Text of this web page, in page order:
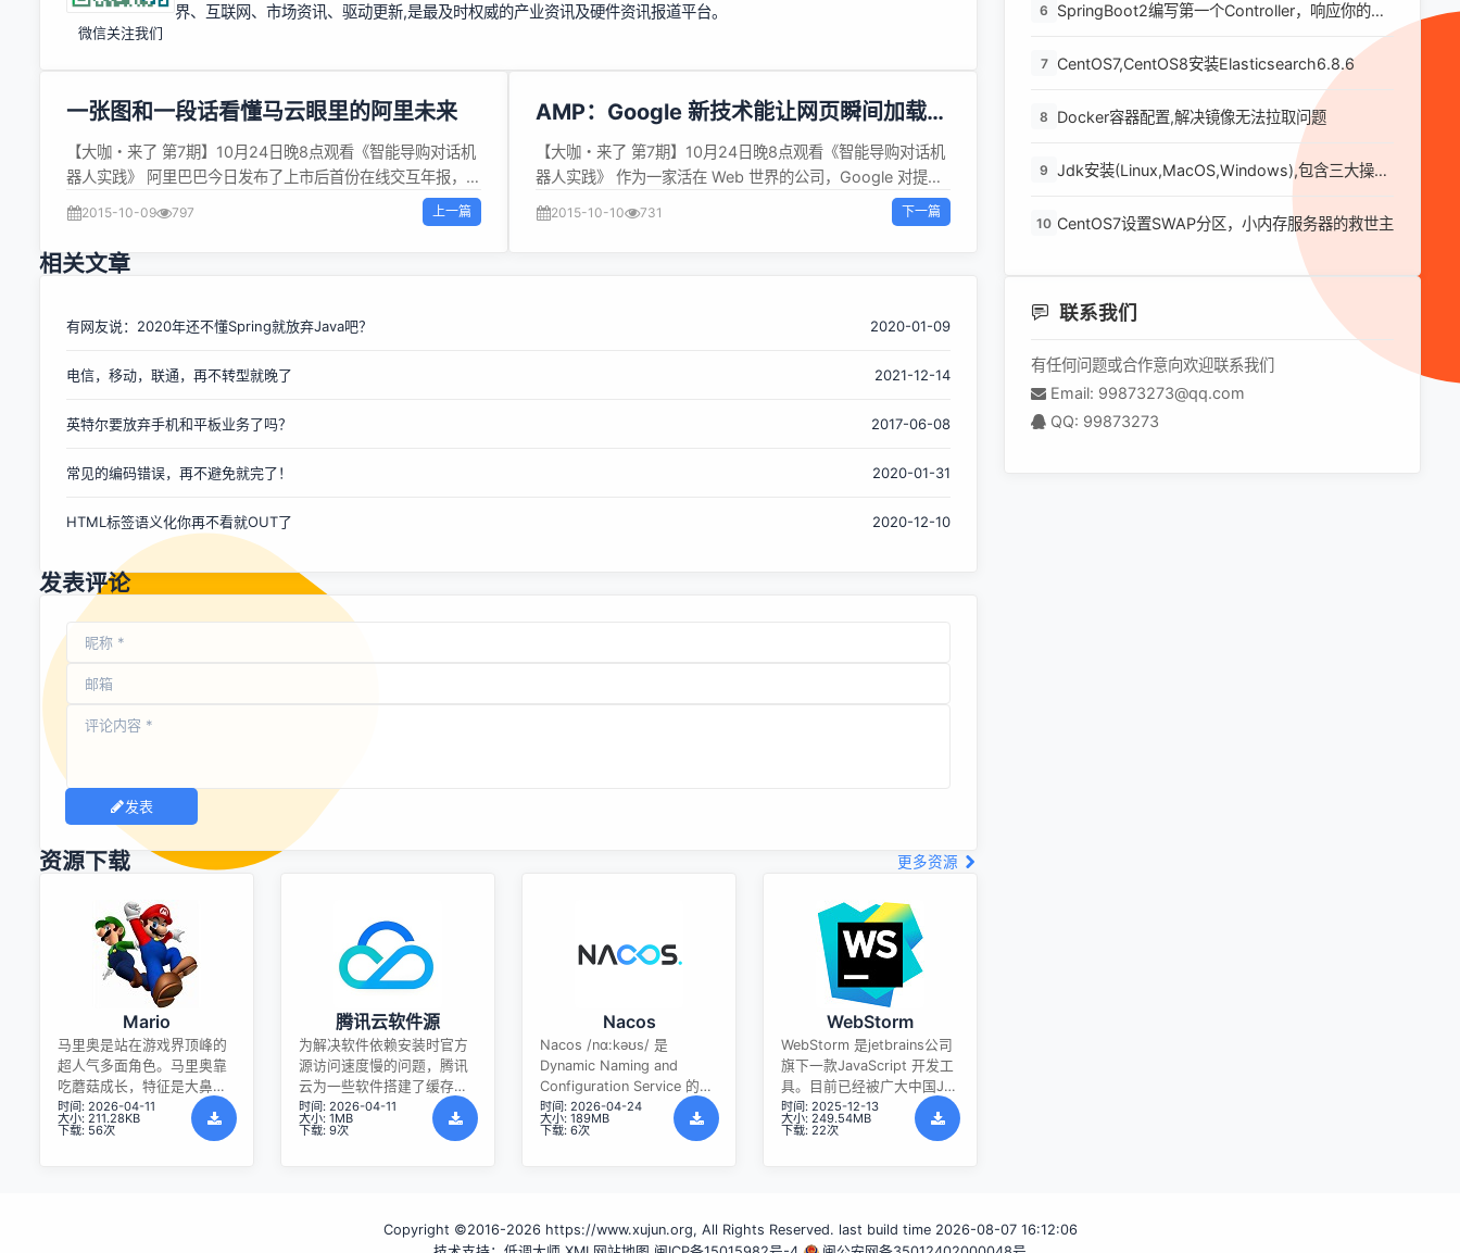
微信关注我们
界、互联网、市场资讯、驱动更新,是最及时权威的产业资讯及硬件资讯报道平台。
一张图和一段话看懂马云眼里的阿里未来
【大咖・来了 第7期】10月24日晚8点观看《智能导购对话机
器人实践》 阿里巴巴今日发布了上市后首份在线交互年报，旨
在让投资者相信阿里巴巴的增长前景依旧光明。与此同时，阿
里巴巴董事局主席马云(微博)发布致股东公开信，详细阐述了
阿里未来战略、平台优势、资本市场乃至竞争对手等外界关心
的问题。 受营收增长缓慢、中国经济增速放缓和其他问题的影
中国经济增速放缓的反应有些过度，中国经济增速放缓并不会
速放缓将影响中国消费水平’的观点。”西方消费者在经济低迷
者不同，他们习惯于为未来而节省。之所以有越来越多的消费
并不缺少国内消费能力。想想如何点燃这股消费力量是关
报告，旨在向海外投资者更好地解释中国市场和阿里巴巴的公
司战略。 马云此举凸显了阿里巴巴在与美国投资者通信之间所
面临的挑战，毕竟，海外投资者与阿里巴巴的产品和服务的互
动是有限...
2015-10-09 797 上一篇
AMP：Google 新技术能让网页瞬间加载完
毕
【大咖・来了 第7期】10月24日晚8点观看《智能导购对话机
器人实践》 作为一家活在 Web 世界的公司，Google 对提升
网页性能一直是不遗余力。今天，为了让用户能够更快地浏览
网页，Google 联合 8 家科技公司以及近 30 家新闻机构一起
Web 页面。 在介绍产品之前，我们不妨先来看看采用这种技
GIF 图中可以看到，用户在 Google 搜索结果页面点击卫报的
后，你或许会好奇 Google 推出这个新项目时为何要拉上一群
Google 对 Facebook Instant Articles、Apple News 的回
体验时，Google 也不愿落后。 从产品方面看，用户可以访问
2015-10-10 731 下一篇
相关文章
有网友说：2020年还不懂Spring就放弃Java吧？ 2020-01-09
电信，移动，联通，再不转型就晚了 2021-12-14
英特尔要放弃手机和平板业务了吗？ 2017-06-08
常见的编码错误，再不避免就完了！ 2020-01-31
HTML标签语义化你再不看就OUT了 2020-12-10
发表评论
发表
资源下载 更多资源
Mario
马里奥是站在游戏界顶峰的
超人气多面角色。马里奥靠
吃蘑菇成长，特征是大鼻
子、头戴帽子、身穿背带
裤，还留着胡子。与他的双
时间: 2026-04-11
大小: 211.28KB
下载: 56次
腾讯云软件源
为解决软件依赖安装时官方
源访问速度慢的问题，腾讯
云为一些软件搭建了缓存服
务。您可以通过使用腾讯云
软件源站来提升依赖包的安
时间: 2026-04-11
大小: 1MB
下载: 9次
Nacos
Nacos /nɑ:kəʊs/ 是
Dynamic Naming and
Configuration Service 的首
字母简称，一个易于构建 AI
Agent 应用的动态服务发
供了一组简单易用的特性
时间: 2026-04-24
大小: 189MB
下载: 6次
WebStorm
WebStorm 是jetbrains公司
旗下一款JavaScript 开发工
具。目前已经被广大中国JS
开发者誉为“Web前端开发神
器”、“最强大的HTML5编辑
时间: 2025-12-13
大小: 249.54MB
下载: 22次
6
SpringBoot2编写第一个Controller，响应你的
7 CentOS7,CentOS8安装Elasticsearch6.8.6
8 Docker容器配置,解决镜像无法拉取问题
9 Jdk安装(Linux,MacOS,Windows),包含三大操作
10 CentOS7设置SWAP分区，小内存服务器的救世主
联系我们
有任何问题或合作意向欢迎联系我们
Email: 99873273@qq.com
QQ: 99873273
Copyright ©2016-2026 https://www.xujun.org, All Rights Reserved. last build time 2026-08-07 16:12:06